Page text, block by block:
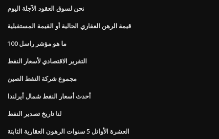
نحن لسوق العقود الآجلة اليوم
قيمة الرهن العقاري الحالية أو القيمة المستقبلية
ما هو مؤشر راسل 100
التقرير الاقتصادي لأسعار النفط
مجموع شركة النفط الصين
أحدث أسعار النفط شمال أيرلندا
لنا تاريخ تصدير النفط
العشرة الأوائل 5 سنوات الرهون العقارية الثابتة